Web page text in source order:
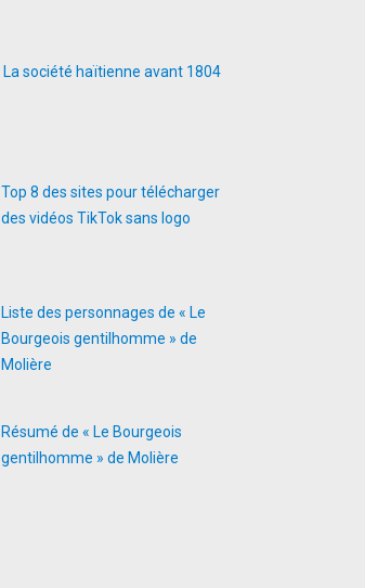
La société haïtienne avant 1804
Top 8 des sites pour télécharger
des vidéos TikTok sans logo
Liste des personnages de « Le
Bourgeois gentilhomme » de
Molière
Résumé de « Le Bourgeois
gentilhomme » de Molière